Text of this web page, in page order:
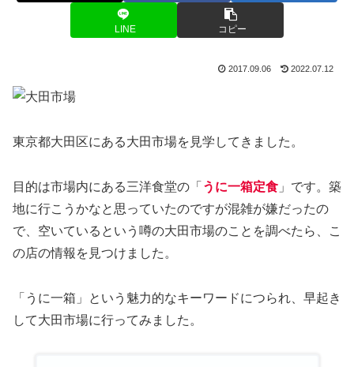
LINE コピー
2017.09.06 2022.07.12
東京都大田区にある大田市場を見学してきました。
目的は市場内にある三洋食堂の「 うに一箱定食 」です。築
地に行こうかなと思っていたのですが混雑が嫌だったの
で、空いているという噂の大田市場のことを調べたら、こ
の店の情報を見つけました。
「うに一箱」という魅力的なキーワードにつられ、早起き
して大田市場に行ってみました。